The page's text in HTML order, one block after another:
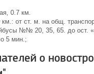
0.7 км.
км.: от ст. м. на общ.
№№ 20, 35, 65. до ост.
5 мин.;
о